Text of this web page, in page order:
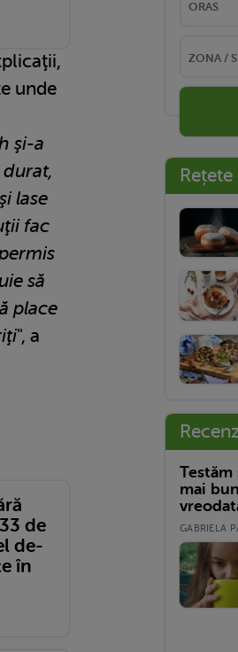
unde
şi-a
lase
fac
să
place
", a
de
de-
în
mai
GABRIELA